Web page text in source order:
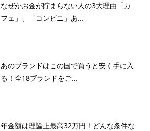
なぜかお金が貯まらない人の3大理由「カ
フェ」、「コンビニ」あ...
あのブランドはこの国で買うと安く手に入
る！全18ブランドをご...
年金額は理論上最高32万円！どんな条件な